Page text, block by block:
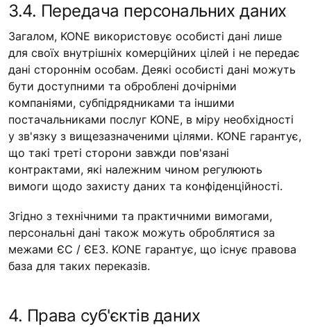
3.4. Передача персональних даних
Загалом, KONE використовує особисті дані лише
для своїх внутрішніх комерційних цілей і не передає
дані стороннім особам. Деякі особисті дані можуть
бути доступними та оброблені дочірніми
компаніями, субпідрядниками та іншими
постачальниками послуг KONE, в міру необхідності
у зв'язку з вищезазначеними цілями. KONE гарантує,
що такі треті сторони завжди пов'язані
контрактами, які належним чином регулюють
вимоги щодо захисту даних та конфіденційності.
Згідно з технічними та практичними вимогами,
персональні дані також можуть оброблятися за
межами ЄС / ЄЕЗ. KONE гарантує, що існує правова
база для таких переказів.
4. Права суб'єктів даних